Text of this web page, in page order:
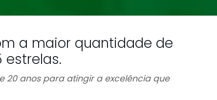
a maior quantidade de
estrelas.
20 anos para atingir a excelência que